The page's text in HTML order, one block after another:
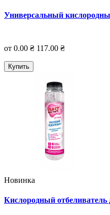
Универсальный
от 0.00 ₴ 117.00 ₴
Купить
Новинка
Кислородный